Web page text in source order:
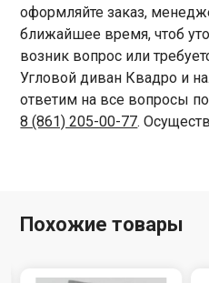
оформляйте заказ,
ближайшее время, чтоб
возник вопрос или
Угловой диван Квадро и
ответим на все вопросы
8 (861) 205-00-77.
Похожие товары